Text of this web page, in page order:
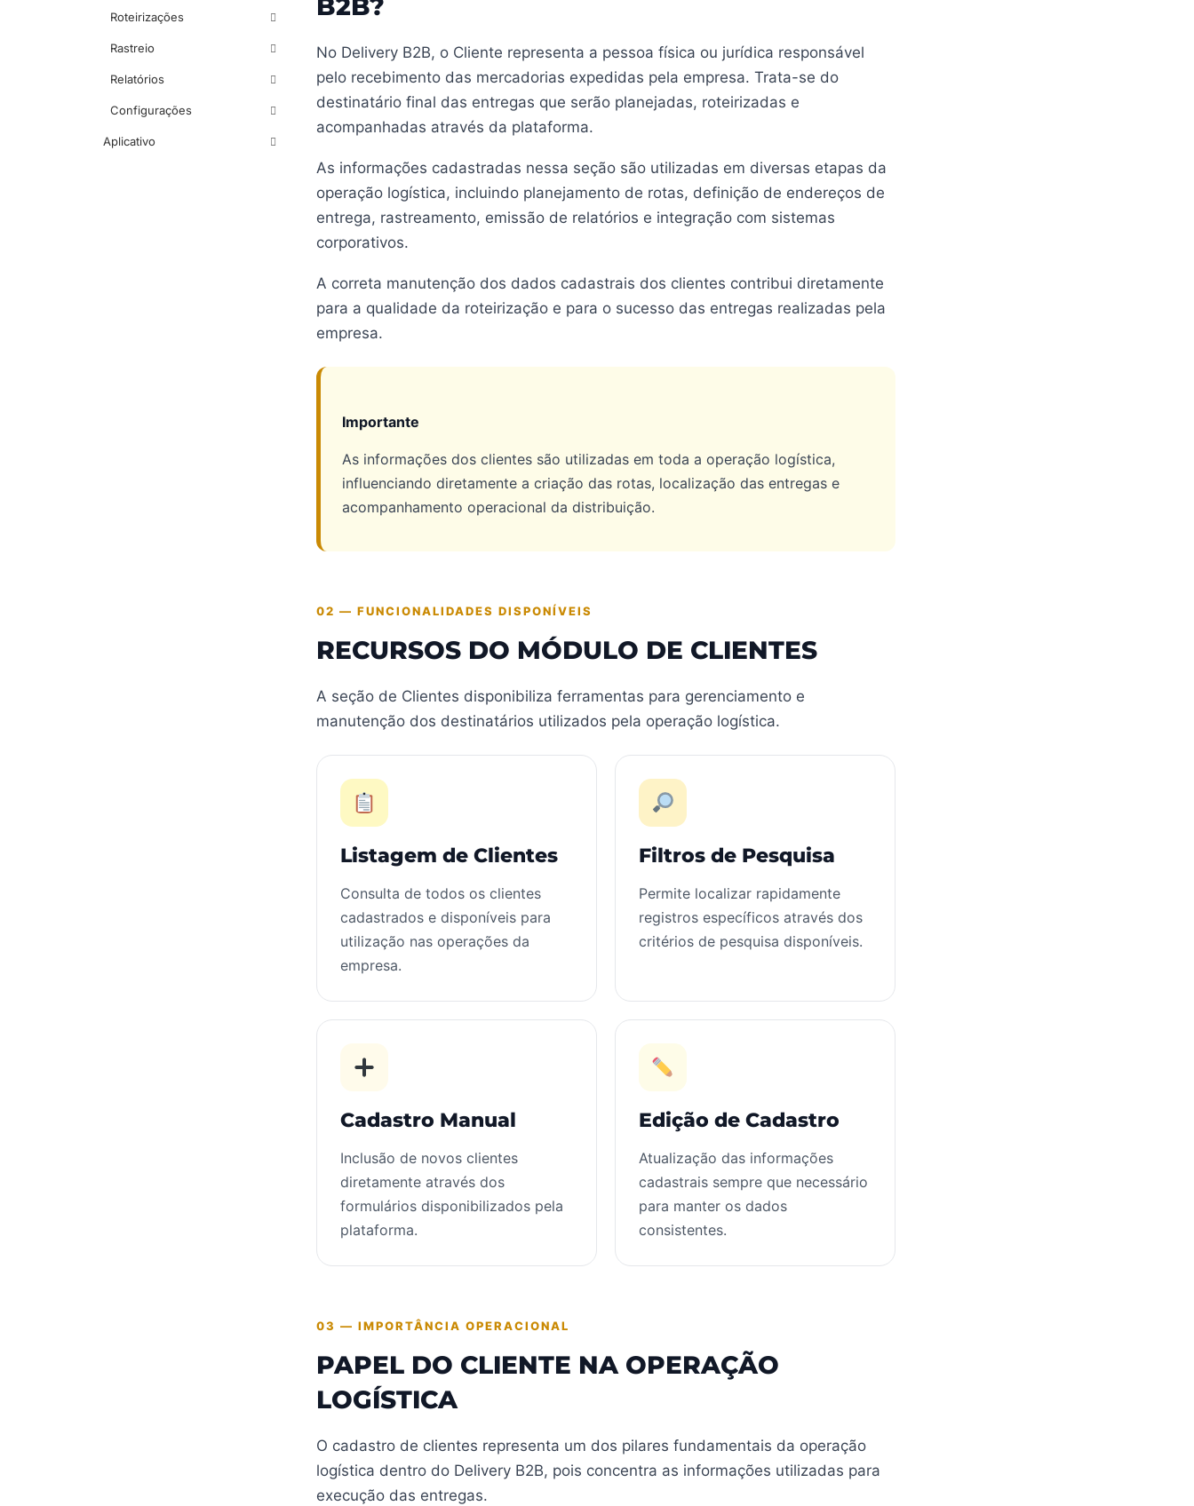
Roteirizações
Rastreio
Relatórios
Configurações
Aplicativo
B2B?
No Delivery B2B, o Cliente representa a pessoa física ou jurídica responsável
pelo recebimento das mercadorias expedidas pela empresa. Trata-se do
destinatário final das entregas que serão planejadas, roteirizadas e
acompanhadas através da plataforma.
As informações cadastradas nessa seção são utilizadas em diversas etapas da
operação logística, incluindo planejamento de rotas, definição de endereços de
entrega, rastreamento, emissão de relatórios e integração com sistemas
corporativos.
A correta manutenção dos dados cadastrais dos clientes contribui diretamente
para a qualidade da roteirização e para o sucesso das entregas realizadas pela
empresa.
Importante
As informações dos clientes são utilizadas em toda a operação logística,
influenciando diretamente a criação das rotas, localização das entregas e
acompanhamento operacional da distribuição.
02 — FUNCIONALIDADES DISPONÍVEIS
RECURSOS DO MÓDULO DE CLIENTES
A seção de Clientes disponibiliza ferramentas para gerenciamento e
manutenção dos destinatários utilizados pela operação logística.
Listagem de Clientes
Consulta de todos os clientes
cadastrados e disponíveis para
utilização nas operações da
empresa.
Filtros de Pesquisa
Permite localizar rapidamente
registros específicos através dos
critérios de pesquisa disponíveis.
Cadastro Manual
Inclusão de novos clientes
diretamente através dos
formulários disponibilizados pela
plataforma.
Edição de Cadastro
Atualização das informações
cadastrais sempre que necessário
para manter os dados
consistentes.
03 — IMPORTÂNCIA OPERACIONAL
PAPEL DO CLIENTE NA OPERAÇÃO
LOGÍSTICA
O cadastro de clientes representa um dos pilares fundamentais da operação
logística dentro do Delivery B2B, pois concentra as informações utilizadas para
execução das entregas.